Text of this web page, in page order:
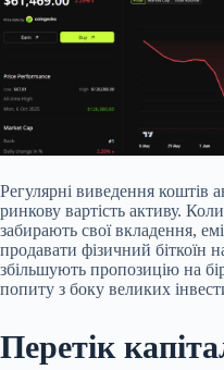
Регулярні виведення коштів
ринкову вартість активу.
забирають свої вкладення,
продавати фізичний біткоїн
збільшують пропозицію на
попиту з боку великих
Перетік